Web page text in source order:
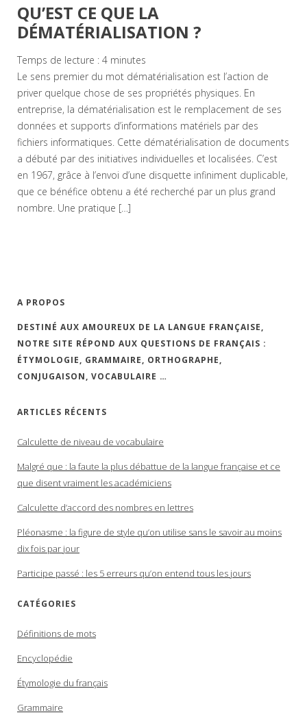
QU’EST CE QUE LA
DÉMATÉRIALISATION ?
Temps de lecture : 4 minutes
Le sens premier du mot dématérialisation est l’action de
priver quelque chose de ses propriétés physiques. En
entreprise, la dématérialisation est le remplacement de ses
données et supports d’informations matériels par des
fichiers informatiques. Cette dématérialisation de documents
a débuté par des initiatives individuelles et localisées. C’est
en 1967, grâce à l’envoi d’une disquette infiniment duplicable,
que ce bénéfice obtenu a été recherché par un plus grand
nombre. Une pratique […]
A PROPOS
DESTINÉ AUX AMOUREUX DE LA LANGUE FRANÇAISE,
NOTRE SITE RÉPOND AUX QUESTIONS DE FRANÇAIS :
ÉTYMOLOGIE, GRAMMAIRE, ORTHOGRAPHE,
CONJUGAISON, VOCABULAIRE …
ARTICLES RÉCENTS
Calculette de niveau de vocabulaire
Malgré que : la faute la plus débattue de la langue française et ce
que disent vraiment les académiciens
Calculette d’accord des nombres en lettres
Pléonasme : la figure de style qu’on utilise sans le savoir au moins
dix fois par jour
Participe passé : les 5 erreurs qu’on entend tous les jours
CATÉGORIES
Définitions de mots
Encyclopédie
Étymologie du français
Grammaire